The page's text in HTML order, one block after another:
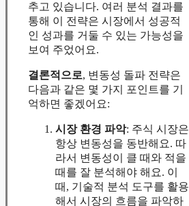
추고 있습니다. 여러 분석 결과를
통해 이 전략은 시장에서 성공적
인 성과를 거둘 수 있는 가능성을
보여 주었어요.
결론적으로, 변동성 돌파 전략은
다음과 같은 몇 가지 포인트를 기
억하면 좋겠어요:
시장 환경 파악: 주식 시장은
항상 변동성을 동반해요. 따
라서 변동성이 클 때와 적을
때를 잘 분석해야 해요. 이
때, 기술적 분석 도구를 활용
해서 시장의 흐름을 파악하